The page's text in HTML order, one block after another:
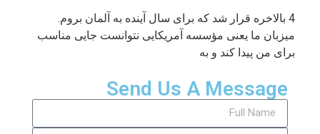
4 بالاخره قرار شد که برای سال آینده به آلمان بروم.
میزبان ما یعنی مؤسسه آمریکایی نتوانست جایی مناسب
برای من پیدا کند و به
Send Us A Message